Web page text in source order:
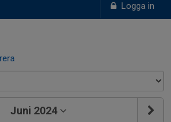
Logga in
Juni 2024